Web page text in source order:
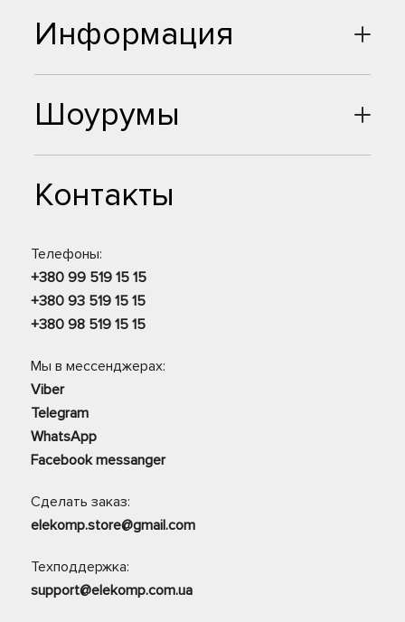
Шоурумы
Контакты
Телефоны:
+380 99 519 15 15
+380 93 519 15 15
+380 98 519 15 15
Мы в мессенджерах:
Viber
Telegram
WhatsApp
Facebook messanger
Сделать заказ:
elekomp.store@gmail.com
Техподдержка:
support@elekomp.com.ua
Информация